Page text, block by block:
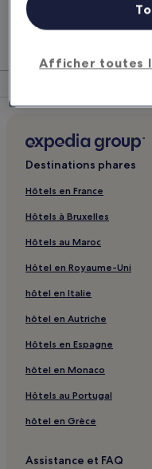
Comparez les
maximum.
Destinations phares
Hôtels en France
Hôtels à Bruxelles
Hôtels au Maroc
Hôtel en Royaume-Uni
hôtel en Italie
hôtel en Autriche
Hôtels en Espagne
hôtel en Monaco
Hôtels au Portugal
hôtel en Grèce
Assistance et FAQ
Afficher toutes